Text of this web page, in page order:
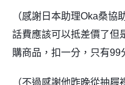
（感謝日本助理Oka桑協
話費應該可以抵差價了但
購商品，扣一分，只有99
（不過感謝他昨晚從抽